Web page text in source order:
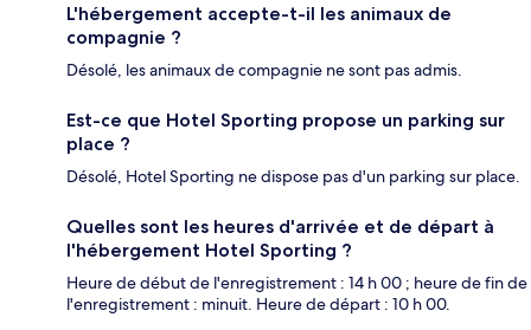
L'hébergement accepte-t-il les animaux de
compagnie ?
Désolé, les animaux de compagnie ne sont pas admis.
Est-ce que Hotel Sporting propose un parking sur
place ?
Désolé, Hotel Sporting ne dispose pas d'un parking sur place.
Quelles sont les heures d'arrivée et de départ à
l'hébergement Hotel Sporting ?
Heure de début de l'enregistrement : 14 h 00 ; heure de fin de
l'enregistrement : minuit. Heure de départ : 10 h 00.